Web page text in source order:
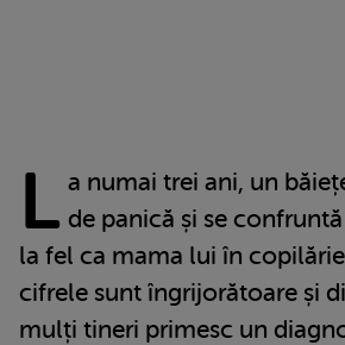
L a numai trei ani, un
de panică și se
la fel ca mama lui în
cifrele sunt îngrijorătoare și
mulți tineri primesc un